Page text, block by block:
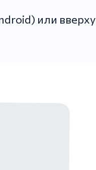
или вверху